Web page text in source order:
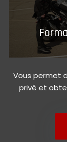
Vous permet
privé et